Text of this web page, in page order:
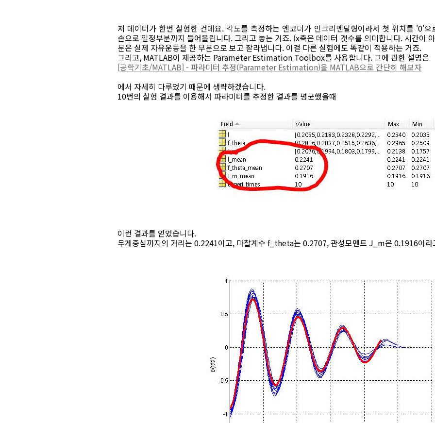
저 데이터가 한번 실험한 건데요. 각도를 측정하는 엔코더가 인크리멘탈형이라서 첫 위치를 '0'
손으로 일정부분까지 들어올립니다. 그리고 놓는 거죠. (x축은 데이터 갯수를 의미합니다. 시간이
분은 실제 자유운동을 한 부분으로 보고 잘라냅니다. 이걸 다른 실험에도 똑같이 적용하는 거죠.
그리고, MATLAB이 제공하는 Parameter Estimation Toolbox를 사용합니다. 그에 관한 설명은
[공학기초/MATLAB] - 파라미터 추정(Parameter Estimation)을 MATLAB으로 간단히 해보자
에서 자세히 다루었기 때문에 생략하겠습니다.
10번의 실험 결과를 이용해서 파라미터를 추정한 결과를 평균했을때
이런 결과를 얻었습니다.
무게중심까지의 거리는 0.2241이고, 마찰계수 f_theta는 0.2707, 관성모멘트 J_m은 0.1916이라